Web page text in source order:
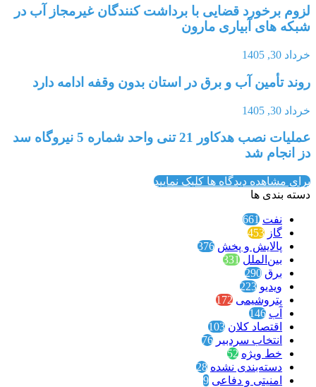
لزوم برخورد قضایی با برداشت کنندگان غیرمجاز آب در
شبکه های آبیاری مارون
خرداد 30, 1405
روند تأمین آب و برق در استان بدون وقفه ادامه دارد
خرداد 30, 1405
عملیات نصب هدکاور 21 تنی واحد شماره 5 نیروگاه سد
دز انجام شد
برای مشاهده دیدگاه ها کلیک نمایید
دسته بندی ها
نفت 661
گاز 453
پالایش و پخش 376
بین‌الملل 331
برق 290
ویدیو 223
پتروشیمی 172
آب 146
اقتصاد کلان 103
انتخاب سردبیر 76
خط ویژه 52
دسته‌بندی نشده 28
امنیتی و دفاعی 9